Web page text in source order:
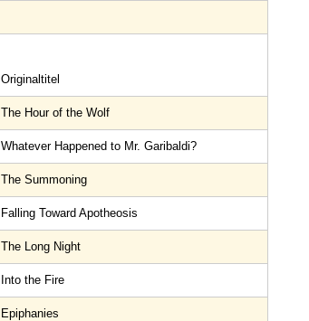
Original­titel
The Hour of the Wolf
Whatever Happened to Mr. Garibaldi?
The Summoning
Falling Toward Apotheosis
The Long Night
Into the Fire
Epiphanies